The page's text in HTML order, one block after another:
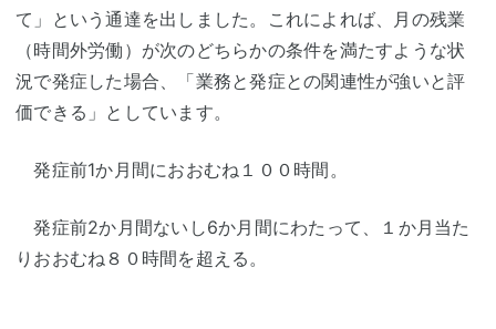
て」という通達を出しました。これによれば、月の残業
（時間外労働）が次のどちらかの条件を満たすような状
況で発症した場合、「業務と発症との関連性が強いと評
価できる」としています。
発症前1か月間におおむね１００時間。
発症前2か月間ないし6か月間にわたって、１か月当た
りおおむね８０時間を超える。